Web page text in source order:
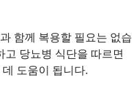
함께 복용할 필요는 없습
고 당뇨병 식단을 따르면
도움이 됩니다.